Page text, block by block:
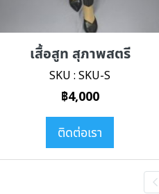
เสื้อสูท สุภาพสตรี
SKU : SKU-S
฿4,000
ติดต่อเรา